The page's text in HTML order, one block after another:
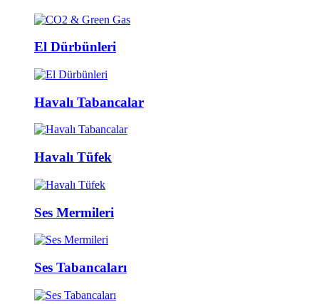
El Dürbünleri
Havalı Tabancalar
Havalı Tüfek
Ses Mermileri
Ses Tabancaları